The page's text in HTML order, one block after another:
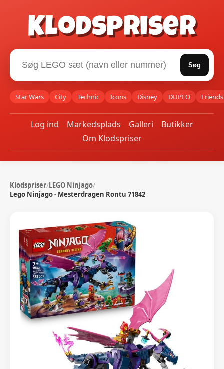
Klodspriser
Søg
Star Wars City Technic Icons Disney DUPLO Friends
Log ind Markedsplads Galleri
Butikker
Om Klodspriser
Klodspriser/LEGO Ninjago/
Lego Ninjago - Mesterdragen Rontu 71842